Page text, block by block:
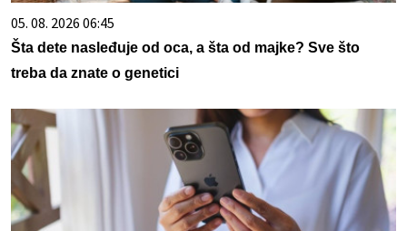
05. 08. 2026 06:45
Šta dete nasleđuje od oca, a šta od majke? Sve što
treba da znate o genetici